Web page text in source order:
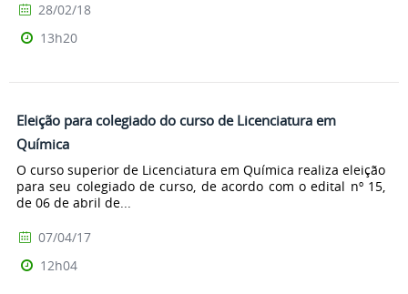
28/02/18
13h20
Eleição para colegiado do curso de Licenciatura em
Química
O curso superior de Licenciatura em Química realiza eleição
para seu colegiado de curso, de acordo com o edital nº 15,
de 06 de abril de...
07/04/17
12h04